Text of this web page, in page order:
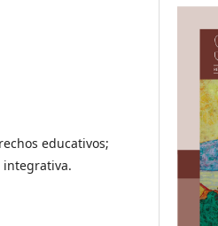
educativos;
integrativa.